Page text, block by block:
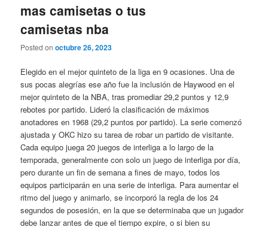
mas camisetas o tus
camisetas nba
Posted onoctubre 26, 2023
Elegido en el mejor quinteto de la liga en 9 ocasiones. Una de
sus pocas alegrías ese año fue la inclusión de Haywood en el
mejor quinteto de la NBA, tras promediar 29,2 puntos y 12,9
rebotes por partido. Lideró la clasificación de máximos
anotadores en 1968 (29,2 puntos por partido). La serie comenzó
ajustada y OKC hizo su tarea de robar un partido de visitante.
Cada equipo juega 20 juegos de interliga a lo largo de la
temporada, generalmente con solo un juego de interliga por día,
pero durante un fin de semana a fines de mayo, todos los
equipos participarán en una serie de interliga. Para aumentar el
ritmo del juego y animarlo, se incorporó la regla de los 24
segundos de posesión, en la que se determinaba que un jugador
debe lanzar antes de que el tiempo expire, o si bien su